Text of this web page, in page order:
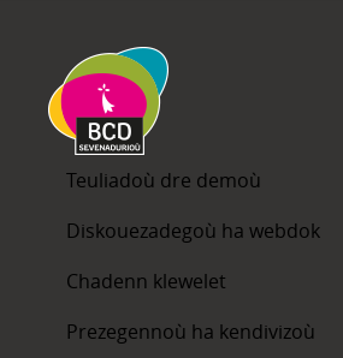
Teuliadoù dre demoù
Diskouezadegoù ha webdok
Chadenn klewelet
Prezegennoù ha kendivizoù